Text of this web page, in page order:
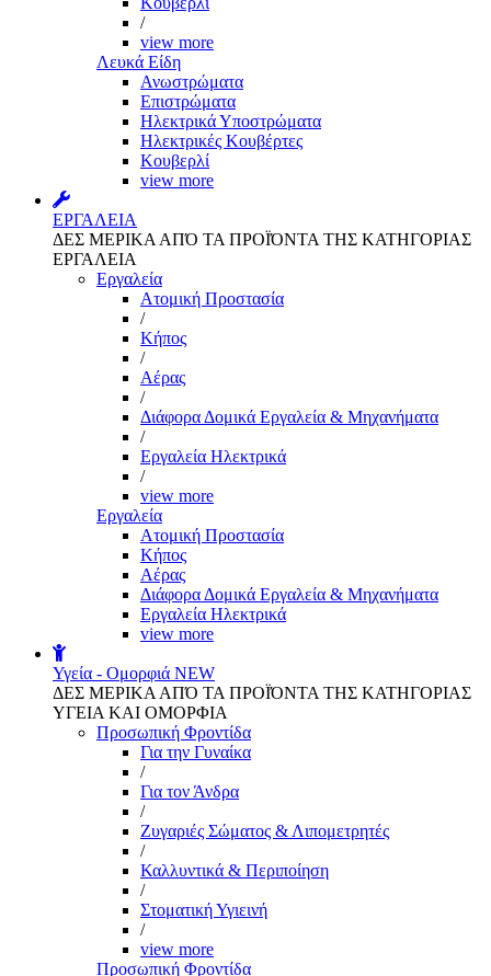
/
view more
Λευκά Είδη
Ανωστρώματα
Επιστρώματα
Ηλεκτρικά Υποστρώματα
Ηλεκτρικές Κουβέρτες
Κουβερλί
view more
ΕΡΓΑΛΕΙΑ
ΔΕΣ ΜΕΡΙΚΑ ΑΠΌ ΤΑ ΠΡΟΪΌΝΤΑ ΤΗΣ ΚΑΤΗΓΟΡΙΑΣ
ΕΡΓΑΛΕΙΑ
Εργαλεία
Aτομική Προστασία
/
Kήπος
/
Αέρας
/
Διάφορα Δομικά Εργαλεία & Μηχανήματα
/
Εργαλεία Ηλεκτρικά
/
view more
Εργαλεία
Aτομική Προστασία
Kήπος
Αέρας
Διάφορα Δομικά Εργαλεία & Μηχανήματα
Εργαλεία Ηλεκτρικά
view more
Υγεία - Ομορφιά NEW
ΔΕΣ ΜΕΡΙΚΑ ΑΠΌ ΤΑ ΠΡΟΪΌΝΤΑ ΤΗΣ ΚΑΤΗΓΟΡΙΑΣ
ΥΓΕΙΑ ΚΑΙ ΟΜΟΡΦΙΑ
Προσωπική Φροντίδα
Για την Γυναίκα
/
Για τον Άνδρα
/
Ζυγαριές Σώματος & Λιπομετρητές
/
Καλλυντικά & Περιποίηση
/
Στοματική Υγιεινή
/
view more
Προσωπική Φροντίδα